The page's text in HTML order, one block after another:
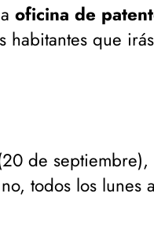
oficina de
habitantes que
20 de septiembre),
todos los lunes